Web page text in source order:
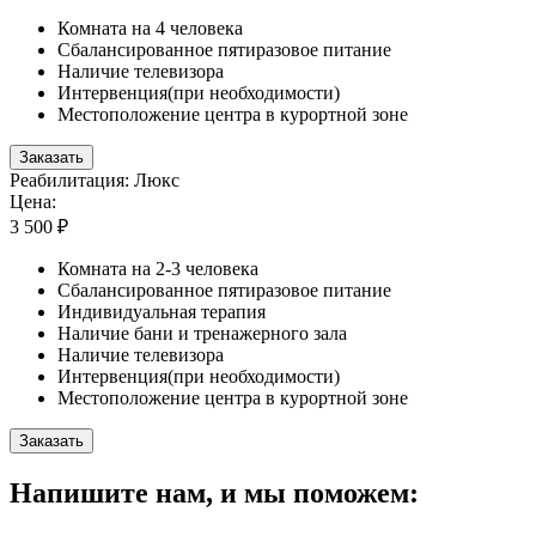
Комната на 4 человека
Сбалансированное пятиразовое питание
Наличие телевизора
Интервенция(при необходимости)
Местоположение центра в курортной зоне
Заказать
Реабилитация: Люкс
Цена:
3 500 ₽
Комната на 2-3 человека
Сбалансированное пятиразовое питание
Индивидуальная терапия
Наличие бани и тренажерного зала
Наличие телевизора
Интервенция(при необходимости)
Местоположение центра в курортной зоне
Заказать
Напишите нам, и мы поможем: